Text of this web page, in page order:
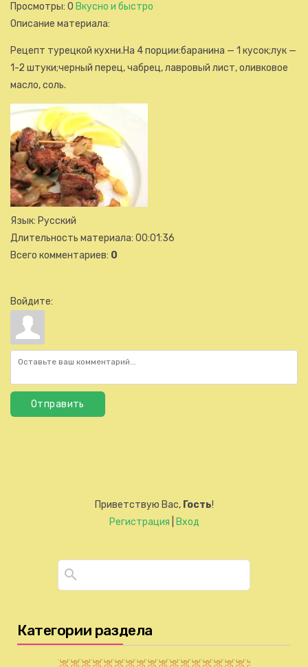
Просмотры: 0 Вкусно и быстро
Описание материала:
Рецепт турецкой кухни.На 4 порции:баранина — 1 кусок;лук —
1-2 штуки;черный перец, чабрец, лавровый лист, оливковое
масло, соль.
Язык: Русский
Длительность материала: 00:01:36
Всего комментариев: 0
Войдите:
Отправить
Приветствую Вас, Гость!
Регистрация
Вход
Категории раздела